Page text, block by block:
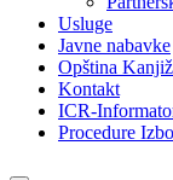
Usluge
Javne nabavke
Opština
Kontakt
ICR-
Procedure